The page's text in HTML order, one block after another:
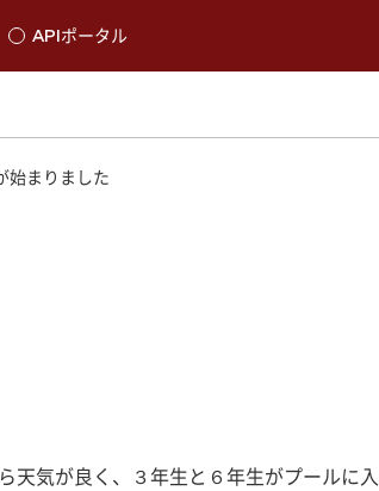
APIポータル
始まりました
気が良く、３年生と６年生がプールに